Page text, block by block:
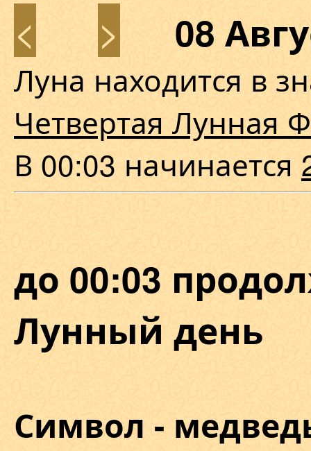
< > 08
Луна находится в
Четвертая Лунная
В 00:03 начинается
до 00:03
Лунный день
Символ -